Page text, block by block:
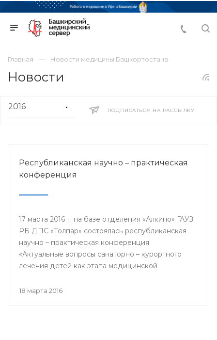
Главная Новости медицины Башкортостана
Новости
ПОДПИСАТЬСЯ НА РАССЫЛКУ
Республиканская научно – практическая
конференция
17 марта 2016 г. на базе отделения «Алкино» ГАУЗ
РБ ДПС «Толпар» состоялась республиканская
научно – практическая конференция
«Актуальные вопросы санаторно – курортного
лечения детей как этапа медицинской
санатории», посвященная 80 – летнему юбилею
18 марта 2016